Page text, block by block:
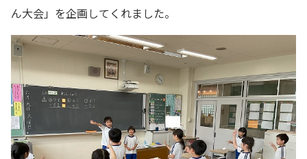
ん大会」を企画してくれました。